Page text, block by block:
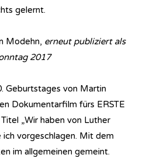
gelernt.
Modehn, erneut publiziert als
2017
Geburtstages von Martin
Dokumentarfilm fürs ERSTE
„Wir haben von Luther
vorgeschlagen. Mit dem
im allgemeinen gemeint.